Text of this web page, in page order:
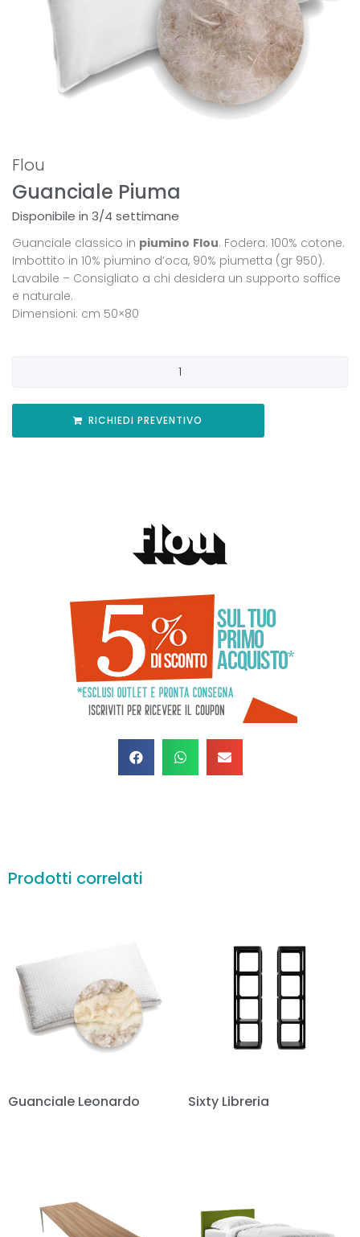
Flou
Guanciale Piuma
Disponibile in 3/4 settimane
Guanciale classico in piumino Flou. Fodera: 100% cotone.
Imbottito in 10% piumino d’oca, 90% piumetta (gr 950).
Lavabile – Consigliato a chi desidera un supporto soffice
e naturale.
Dimensioni: cm 50×80
RICHIEDI PREVENTIVO
Prodotti correlati
Guanciale Leonardo Sixty Libreria